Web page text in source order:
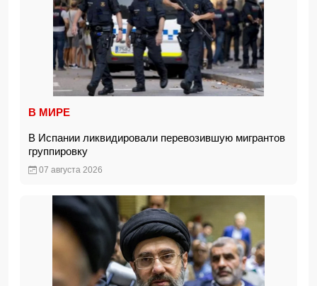
В МИРЕ
В Испании ликвидировали перевозившую мигрантов
группировку
07 августа 2026